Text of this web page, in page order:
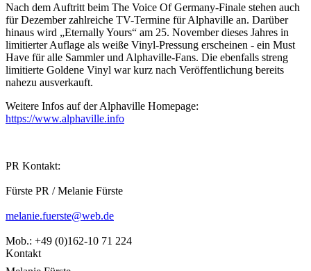
Nach dem Auftritt beim The Voice Of Germany-Finale stehen auch
für Dezember zahlreiche TV-Termine für Alphaville an. Darüber
hinaus wird „Eternally Yours“ am 25. November dieses Jahres in
limitierter Auflage als weiße Vinyl-Pressung erscheinen - ein Must
Have für alle Sammler und Alphaville-Fans. Die ebenfalls streng
limitierte Goldene Vinyl war kurz nach Veröffentlichung bereits
nahezu ausverkauft.
Weitere Infos auf der Alphaville Homepage:
https://www.alphaville.info
PR Kontakt:
Fürste PR / Melanie Fürste
melanie.fuerste@web.de
Mob.: +49 (0)162-10 71 224
Kontakt